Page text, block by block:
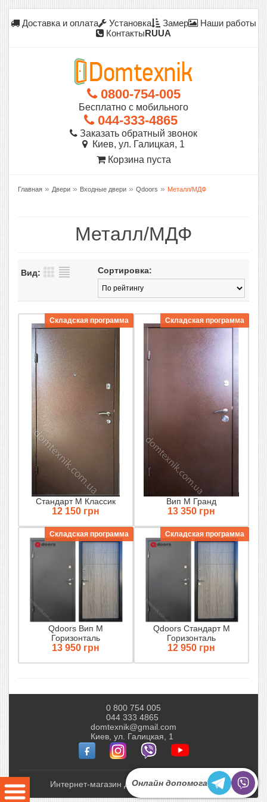
Доставка и оплата Установка Замер
Наши работы
КонтактыRUUA
0800-754-005
Бесплатно с мобильного
044-333-4865
Заказать обратный звонок
Киев, ул. Галицкая, 1
Корзина пуста
Главная » Двери » Входные двери » Qdoors » Металл/МДФ
Металл/МДФ
Вид: Сортировка:
Стандарт М Классик
12 150 грн
Складская программа
Вип М Гранд
13 350 грн
Складская программа
Qdoors Вип М
Горизонталь
13 950 грн
Складская программа
Qdoors Стандарт М
Горизонталь
12 950 грн
Складская программа
0 800 754 005
044 333 4865
domtexnik@gmail.com
Киев, ул. Галицкая, 1
Интернет-магазин Домтехник © 2010-2026
Онлайн допомога